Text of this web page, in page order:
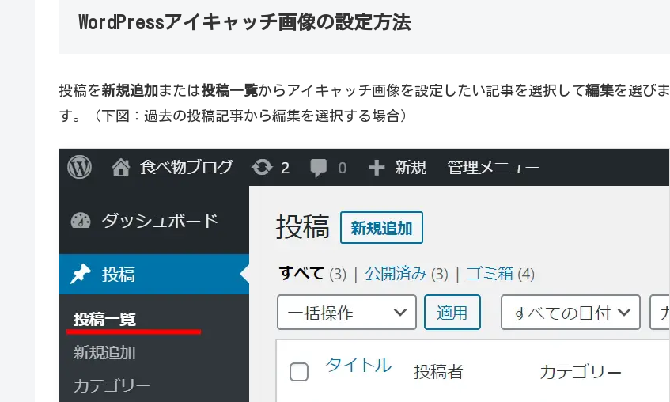
WordPressアイキャッチ画像の設定方法
投稿を新規追加または投稿一覧からアイキャッチ画像を設定したい記事を選択して編集を選びま
す。（下図：過去の投稿記事から編集を選択する場合）